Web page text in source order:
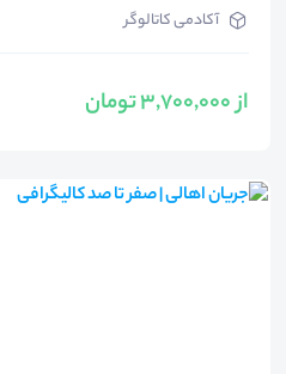
آکادمی کاتالوگر
از 3,700,000 تومان